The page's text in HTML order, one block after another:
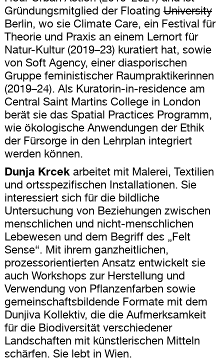
Gründungsmitglied der Floating University
Berlin, wo sie Climate Care, ein Festival für
Theorie und Praxis an einem Lernort für
Natur-Kultur (2019–23) kuratiert hat, sowie
von Soft Agency, einer diasporischen
Gruppe feministischer Raumpraktikerinnen
(2019–24). Als Kuratorin-in-residence am
Central Saint Martins College in London
berät sie das Spatial Practices Programm,
wie ökologische Anwendungen der Ethik
der Fürsorge in den Lehrplan integriert
werden können.
Dunja Krcekarbeitet mit Malerei, Textilien
und ortsspezifischen Installationen. Sie
interessiert sich für die bildliche
Untersuchung von Beziehungen zwischen
menschlichen und nicht-menschlichen
Lebewesen und dem Begriff des „Felt
Sense“. Mit ihrem ganzheitlichen,
prozessorientierten Ansatz entwickelt sie
auch Workshops zur Herstellung und
Verwendung von Pflanzenfarben sowie
gemeinschaftsbildende Formate mit dem
Dunjiva Kollektiv, die die Aufmerksamkeit
für die Biodiversität verschiedener
Landschaften mit künstlerischen Mitteln
schärfen. Sie lebt in Wien.